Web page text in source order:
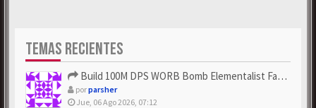
TEMAS RECIENTES
Build 100M DPS WORB Bomb Elementalist Fast - Grab POE Curren...
porparsher
Jue, 06 Ago 2026, 07:12